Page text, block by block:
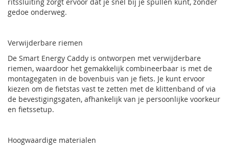
ritssluiting zorgt ervoor dat je snel bij je spullen kunt, zonder
gedoe onderweg.
Verwijderbare riemen
De Smart Energy Caddy is ontworpen met verwijderbare
riemen, waardoor het gemakkelijk combineerbaar is met de
montagegaten in de bovenbuis van je fiets. Je kunt ervoor
kiezen om de fietstas vast te zetten met de klittenband of via
de bevestigingsgaten, afhankelijk van je persoonlijke voorkeur
en fietssetup.
Hoogwaardige materialen